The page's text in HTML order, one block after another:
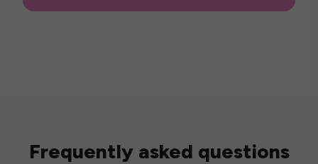
Frequently asked questions